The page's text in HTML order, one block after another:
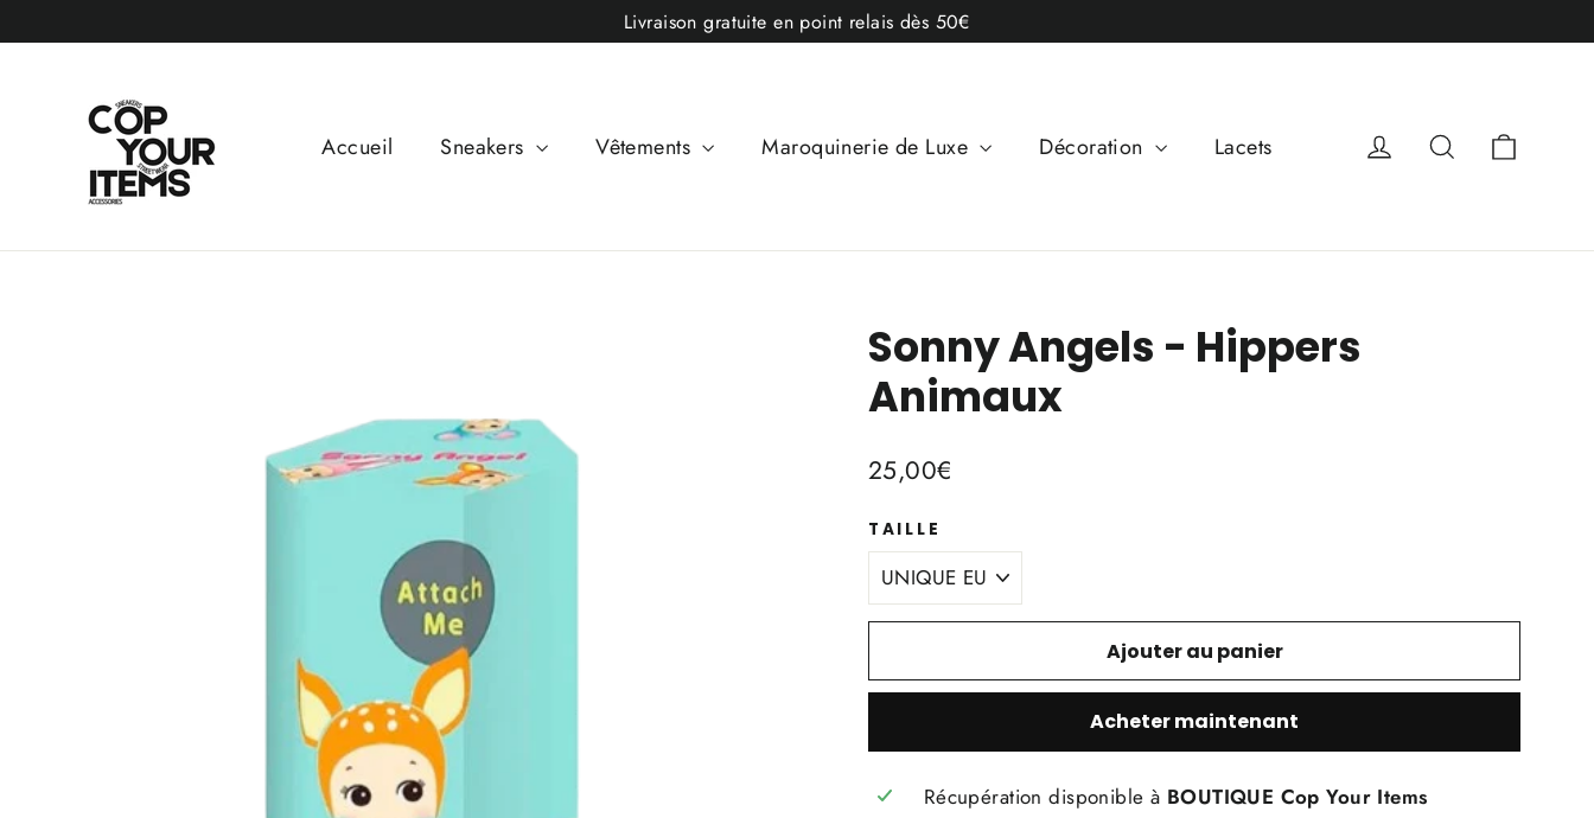
au
Livraison gratuite en point relais dès 50€
Accueil Sneakers Vêtements Maroquinerie de Luxe Décoration Lacets Se connecter
Rechercher
Sonny Angels - Hippers
Animaux
Prix
25,00€
TAILLE
Ajouter au panier
Acheter maintenant
Récupération disponible à BOUTIQUE Cop Your Items